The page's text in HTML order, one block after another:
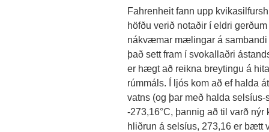
Fahrenheit fann upp
höfðu verið notaðir í eldri
nákvæmar mælingar á sambandi
það sett fram í svokallaðri
er hægt að reikna breytingu á
rúmmáls. Í ljós kom að ef halda
vatns (og þar með halda
-273,16°C, þannig að til varð
hliðrun á selsíus, 273,16 er bætt